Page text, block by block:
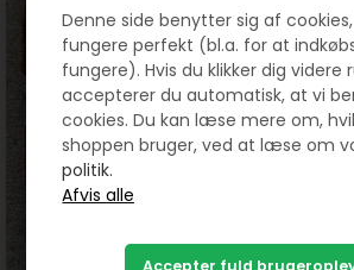
Denne side benytter sig af
fungere perfekt (bl.a. for at
fungere). Hvis du klikker dig videre
accepterer du automatisk, at vi
cookies. Du kan læse mere om,
shoppen bruger, ved at læse om
politik.